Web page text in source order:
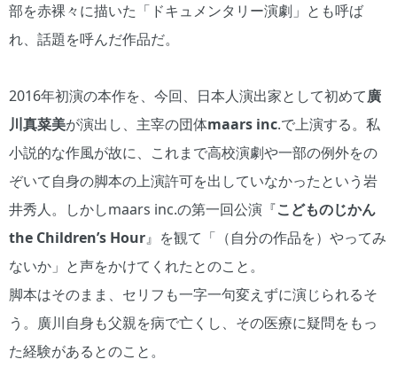
部を赤裸々に描いた「ドキュメンタリー演劇」とも呼ば
れ、話題を呼んだ作品だ。
2016年初演の本作を、今回、日本人演出家として初めて廣
川真菜美が演出し、主宰の団体maars inc.で上演する。私
小説的な作風が故に、これまで高校演劇や一部の例外をの
ぞいて自身の脚本の上演許可を出していなかったという岩
井秀人。しかしmaars inc.の第一回公演『こどものじかん
the Children’s Hour』を観て「（自分の作品を）やってみ
ないか」と声をかけてくれたとのこと。
脚本はそのまま、セリフも一字一句変えずに演じられるそ
う。廣川自身も父親を病で亡くし、その医療に疑問をもっ
た経験があるとのこと。